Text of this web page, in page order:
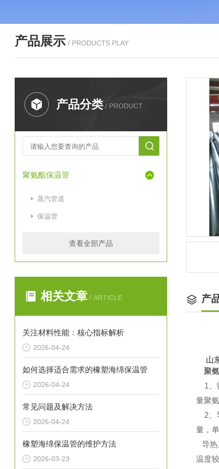
产品展示 / PRODUCTS PLAY
产品分类 / PRODUCT
聚氨酯保温管
蒸汽管道
保温管
查看全部产品
相关文章 / ARTICLE
关注材料性能：核心指标解析
2026-04-24
如何选择适合需求的橡塑海绵保温管
2026-04-24
常见问题及解决方法
2026-04-24
橡塑海绵保温管的维护方法
2026-03-23
产
聚
1、
量聚
2、
量，
导热
温度